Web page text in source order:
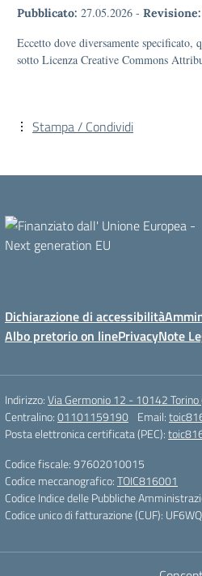
Pubblicato: 27.05.2026 - Revisione:
Eccetto dove diversamente specificato,
sotto Licenza Creative Commons
Stampa / Condividi
Dichiarazione di accessibilità
Albo pretorio on linePrivacyNote
Indirizzo:Via Germonio 12 - 10142 Torino
Centralino:01101159190 Email:
Posta elettronica certificata (PEC):
Codice fiscale: 97602010015
Codice meccanografico:TOIC816001
Codice Indice delle Pubbliche
Codice unico di fatturazione (CUF):